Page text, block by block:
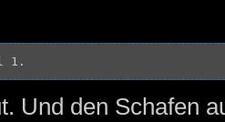
Und den Schafen